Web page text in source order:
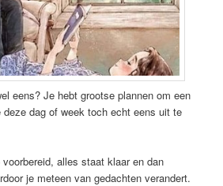
eens? Je hebt grootse plannen om een
dag of week toch echt eens uit te
alles staat klaar en dan
je meteen van gedachten verandert.